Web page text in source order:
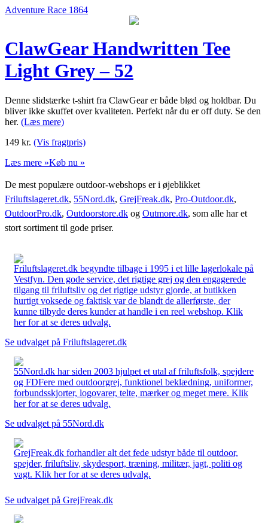
Adventure Race 1864
ClawGear Handwritten Tee
Light Grey – 52
Denne slidstærke t-shirt fra ClawGear er både blød og holdbar. Du
bliver ikke skuffet over kvaliteten. Perfekt når du er off duty. Se den
her. (Læs mere)
149 kr. (Vis fragtpris)
Læs mere »Køb nu »
De mest populære outdoor-webshops er i øjeblikket
Friluftslageret.dk, 55Nord.dk, GrejFreak.dk, Pro-Outdoor.dk,
OutdoorPro.dk, Outdoorstore.dk og Outmore.dk, som alle har et
stort sortiment til gode priser.
Friluftslageret.dk begyndte tilbage i 1995 i et lille lagerlokale på
Vestfyn. Den gode service, det rigtige grej og den engagerede
tilgang til friluftsliv og det rigtige udstyr gjorde, at butikken
hurtigt voksede og faktisk var de blandt de allerførste, der
kunne tilbyde deres kunder at handle i en reel webshop. Klik
her for at se deres udvalg.
Se udvalget på Friluftslageret.dk
55Nord.dk har siden 2003 hjulpet et utal af friluftsfolk, spejdere
og FDFere med outdoorgrej, funktionel beklædning, uniformer,
forbundsskjorter, logovarer, telte, mærker og meget mere. Klik
her for at se deres udvalg.
Se udvalget på 55Nord.dk
GrejFreak.dk forhandler alt det fede udstyr både til outdoor,
spejder, friluftsliv, skydesport, træning, militær, jagt, politi og
vagt. Klik her for at se deres udvalg.
Se udvalget på GrejFreak.dk